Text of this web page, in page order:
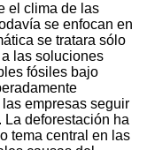
el clima de las
se enfocan en
se tratara sólo
las soluciones
fósiles bajo
empresas seguir
La deforestación ha
tema central en las